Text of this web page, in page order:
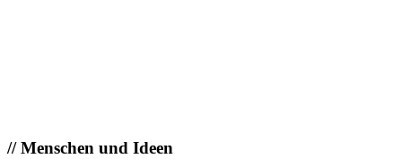
//Menschen und Ideen